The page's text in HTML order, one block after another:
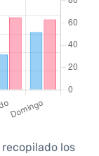
recopilado los